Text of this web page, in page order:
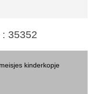
35352
kinderkopje